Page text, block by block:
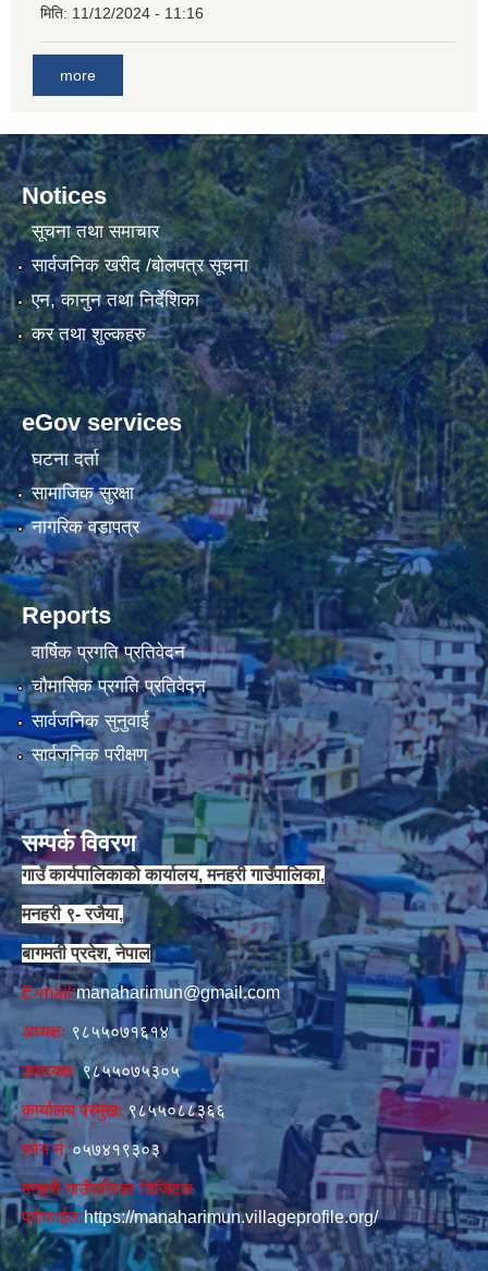
मिति: 11/12/2024 - 11:16
more
Notices
सूचना तथा समाचार
सार्वजनिक खरीद /बोलपत्र सूचना
एन, कानुन तथा निर्देशिका
कर तथा शुल्कहरु
eGov services
घटना दर्ता
सामाजिक सुरक्षा
नागरिक वडापत्र
Reports
वार्षिक प्रगति प्रतिवेदन
चौमासिक प्रगति प्रतिवेदन
सार्वजनिक सुनुवाई
सार्वजनिक परीक्षण
सम्पर्क विवरण
गाउँ कार्यपालिकाको कार्यालय, मनहरी गाउँपालिका,
मनहरी ९- रजैया,
बागमती प्रदेश, नेपाल
E-mail:manaharimun@gmail.com
अध्यक्षः ९८५५०७१६१४
उपाध्यक्षः९८५५०७५३०५
कार्यालय प्रमुखः ९८५५०८८३६६
फोन नं‍‌ :०५७४१९३०३
मनहरी गाउँपालिका डिजिटल
प्रोफाईल:https://manaharimun.villageprofile.org/